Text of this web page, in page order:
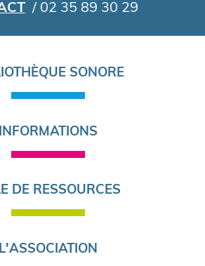
/ 02 35 89 30 29
SONORE
INFORMATIONS
DE RESSOURCES
L'ASSOCIATION